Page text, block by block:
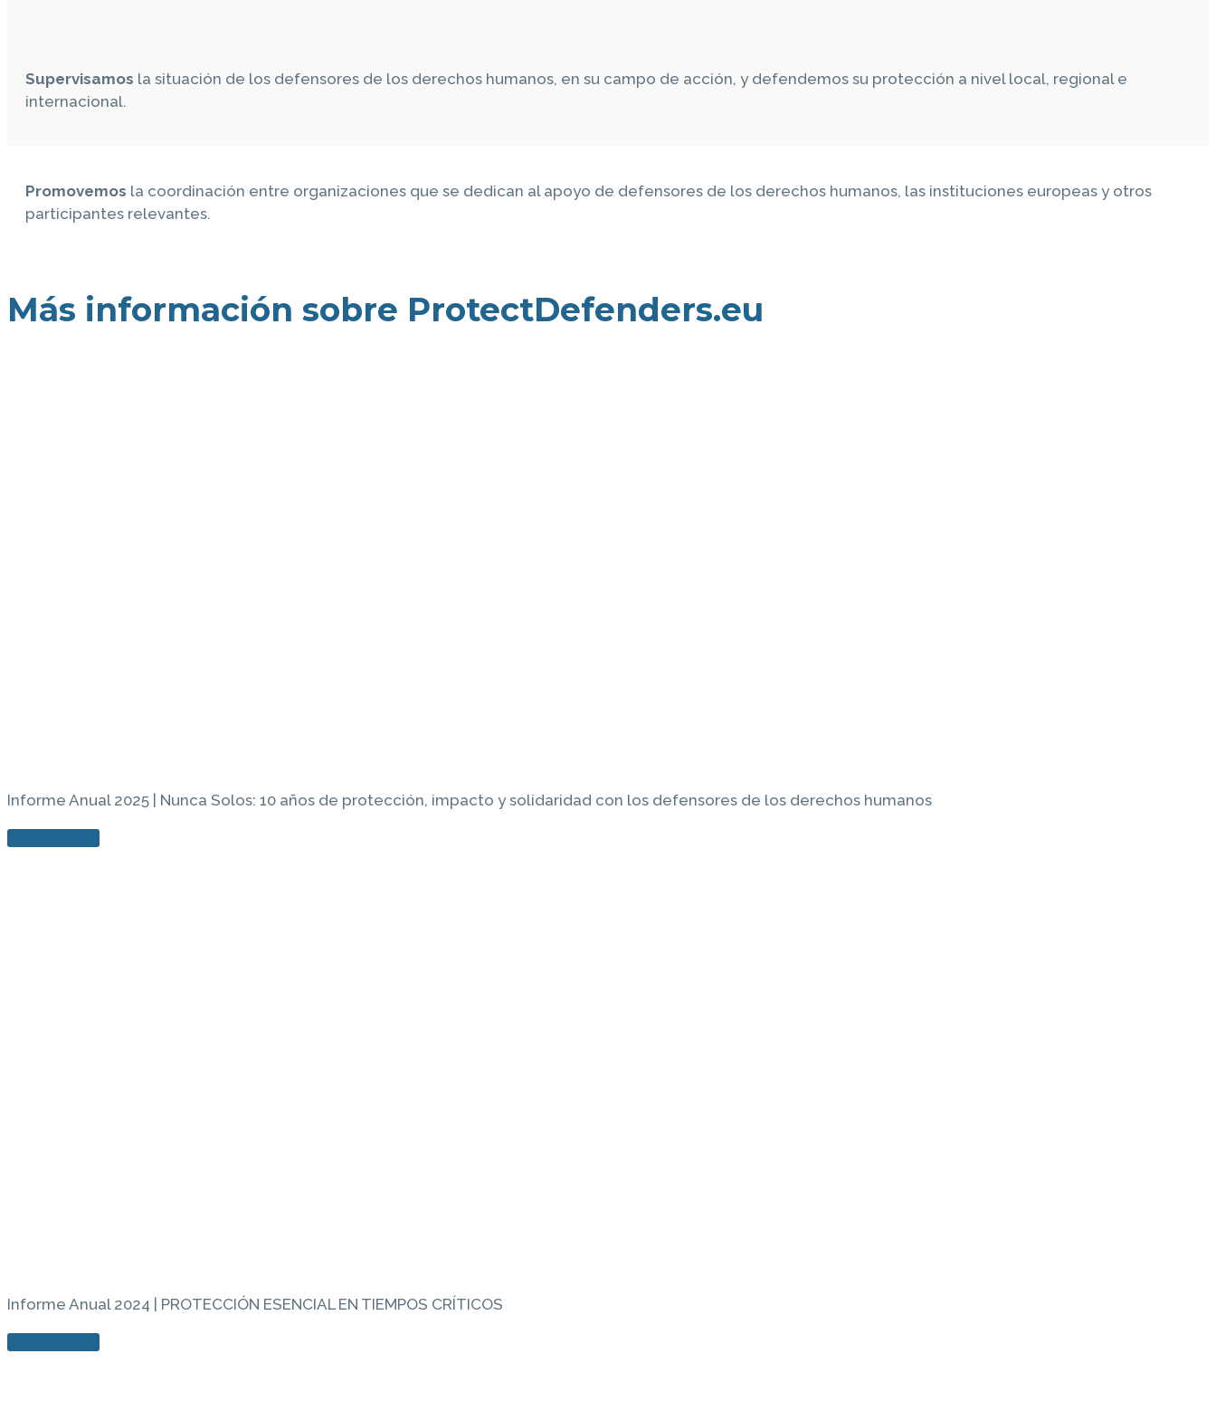
Supervisamos la situación de los defensores de los derechos humanos, en su campo de acción, y defendemos su protección a nivel local, regional e
internacional.
Promovemos la coordinación entre organizaciones que se dedican al apoyo de defensores de los derechos humanos, las instituciones europeas y otros
participantes relevantes.
Más información sobre ProtectDefenders.eu
Informe Anual 2025 | Nunca Solos: 10 años de protección, impacto y solidaridad con los defensores de los derechos humanos
Informe Anual 2024 | PROTECCIÓN ESENCIAL EN TIEMPOS CRÍTICOS